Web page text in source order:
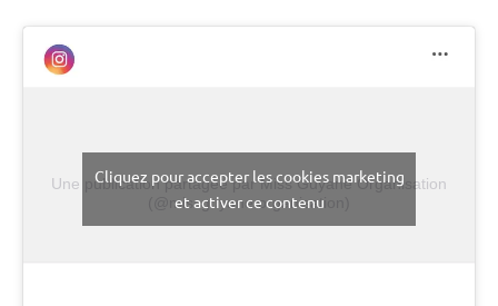
Une publication partagée par Miss Guyane Organisation
(@missguyane.organisation)
Cliquez pour accepter les cookies marketing
et activer ce contenu